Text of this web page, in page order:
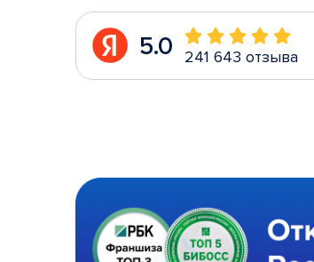
5.0 241 643 отзыва